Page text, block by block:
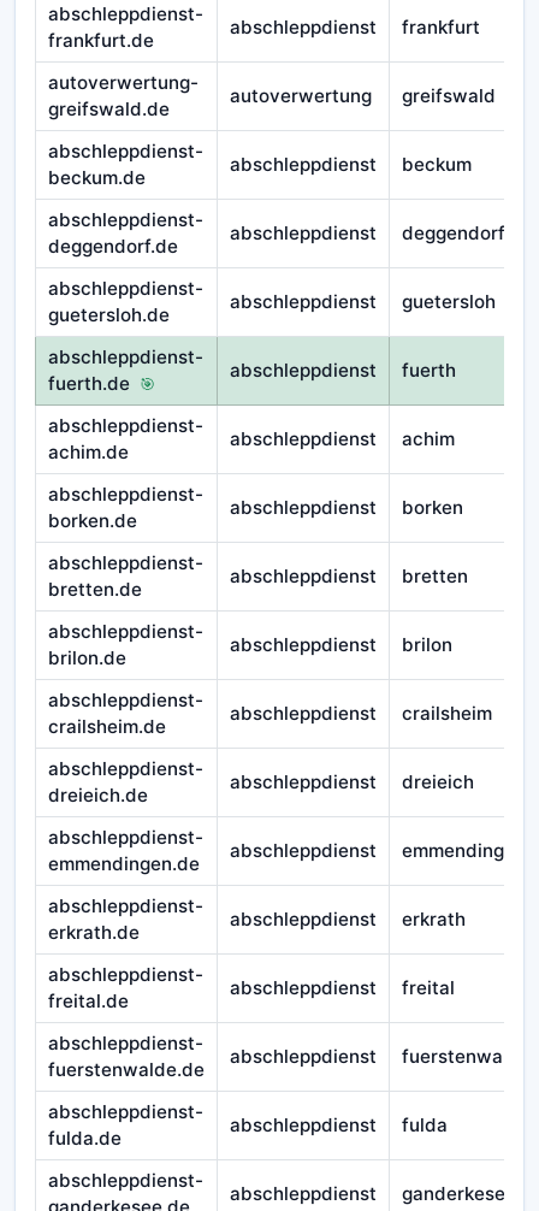
abschleppdienst-
frankfurt.de
abschleppdienst frankfurt
autoverwertung-
greifswald.de
autoverwertung greifswald
abschleppdienst-
beckum.de
abschleppdienst beckum
abschleppdienst-
deggendorf.de
abschleppdienst deggendorf
abschleppdienst-
guetersloh.de
abschleppdienst guetersloh
abschleppdienst-
fuerth.de 🎯
abschleppdienst fuerth
abschleppdienst-
achim.de
abschleppdienst achim
abschleppdienst-
borken.de
abschleppdienst borken
abschleppdienst-
bretten.de
abschleppdienst bretten
abschleppdienst-
brilon.de
abschleppdienst brilon
abschleppdienst-
crailsheim.de
abschleppdienst crailsheim
abschleppdienst-
dreieich.de
abschleppdienst dreieich
abschleppdienst-
emmendingen.de
abschleppdienst emmendingen
abschleppdienst-
erkrath.de
abschleppdienst erkrath
abschleppdienst-
freital.de
abschleppdienst freital
abschleppdienst-
fuerstenwalde.de
abschleppdienst fuerstenwalde
abschleppdienst-
fulda.de
abschleppdienst fulda
abschleppdienst-
abschleppdienst ganderkesee